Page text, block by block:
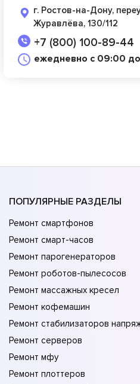
г. Ростов-на-Дону,
Журавлёва, 130/112
+7 (800) 100-89-44
ежедневно с 09:00
ПОПУЛЯРНЫЕ РАЗДЕЛЫ
Ремонт смартфонов
Ремонт смарт-часов
Ремонт парогенераторов
Ремонт роботов-пылесосов
Ремонт массажных кресел
Ремонт кофемашин
Ремонт стабилизаторов
Ремонт серверов
Ремонт мфу
Ремонт плоттеров